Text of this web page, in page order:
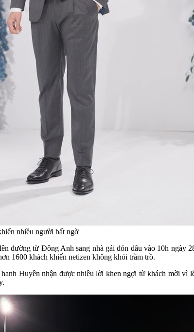
nhiều người bất ngờ
đường từ Đông Anh sang nhà gái đón dâu vào 10h
1600 khách khiến netizen không khỏi trầm trồ.
Huyền nhận được nhiều lời khen ngợi từ khách mời